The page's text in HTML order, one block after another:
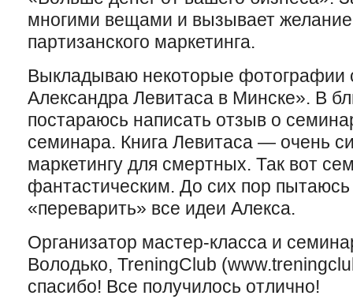
многими вещами и вызывает желание
партизанского маркетинга.
Выкладываю некоторые фотографии
Александра Левитаса в Минске». В
постараюсь написать отзыв о
семинара. Книга Левитаса — очень
маркетингу для смертных. Так вот
фантастическим. До сих пор пытаюсь
«переварить» все идеи Алекса.
Организатор мастер-класса и
Володько, TreningClub
спасибо! Все получилось отлично!